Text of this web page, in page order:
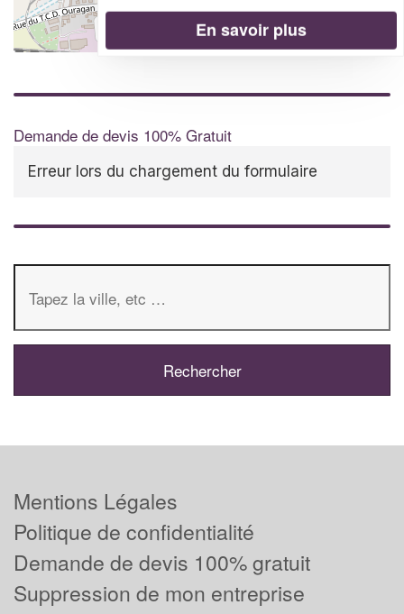
Demande de devis 100% Gratuit
Erreur lors du chargement du formulaire
En savoir plus
Mentions Légales
Politique de confidentialité
Demande de devis 100% gratuit
Suppression de mon entreprise